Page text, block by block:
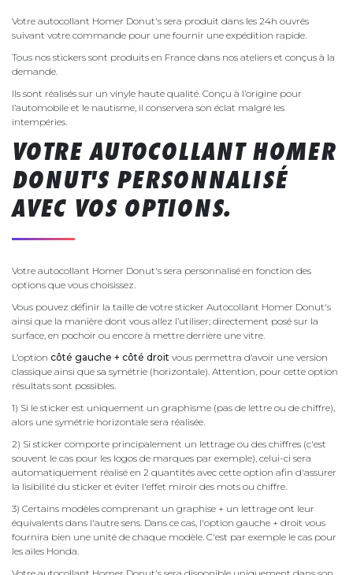
Votre autocollant Homer Donut's sera produit dans les 24h ouvrés
suivant votre commande pour une fournir une expédition rapide.
Tous nos stickers sont produits en France dans nos ateliers et conçus à la
demande.
Ils sont réalisés sur un vinyle haute qualité. Conçu à l’origine pour
l’automobile et le nautisme, il conservera son éclat malgré les
intempéries.
VOTRE AUTOCOLLANT HOMER
DONUT'S PERSONNALISÉ
AVEC VOS OPTIONS.
Votre autocollant Homer Donut's sera personnalisé en fonction des
options que vous choisissez.
Vous pouvez définir la taille de votre sticker Autocollant Homer Donut's
ainsi que la manière dont vous allez l’utiliser; directement posé sur la
surface, en pochoir ou encore à mettre derrière une vitre.
L’option côté gauche + côté droit vous permettra d’avoir une version
classique ainsi que sa symétrie (horizontale). Attention, pour cette option
résultats sont possibles.
1) Si le sticker est uniquement un graphisme (pas de lettre ou de chiffre),
alors une symétrie horizontale sera réalisée.
2) Si sticker comporte principalement un lettrage ou des chiffres (c'est
souvent le cas pour les logos de marques par exemple), celui-ci sera
automatiquement réalisé en 2 quantités avec cette option afin d'assurer
la lisibilité du sticker et éviter l'effet miroir des mots ou chiffre.
3) Certains modèles comprenant un graphise + un lettrage ont leur
équivalents dans l'autre sens. Dans ce cas, l'option gauche + droit vous
fournira bien une unité de chaque modèle. C'est par exemple le cas pour
les ailes Honda.